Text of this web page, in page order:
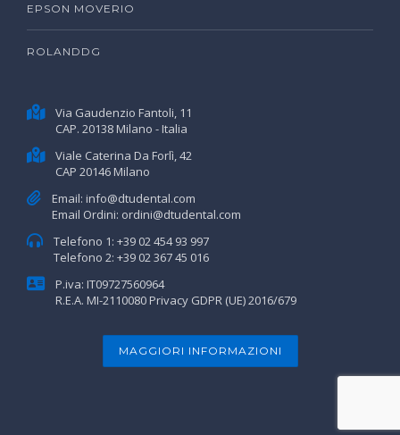
EPSON MOVERIO
ROLANDDG
Via Gaudenzio Fantoli, 11
CAP. 20138 Milano - Italia
Viale Caterina Da Forlì, 42
CAP 20146 Milano
Email: info@dtudental.com
Email Ordini: ordini@dtudental.com
Telefono 1: +39 02 454 93 997
Telefono 2: +39 02 367 45 016
P.iva: IT09727560964
R.E.A. MI-2110080Privacy GDPR (UE) 2016/679
MAGGIORI INFORMAZIONI